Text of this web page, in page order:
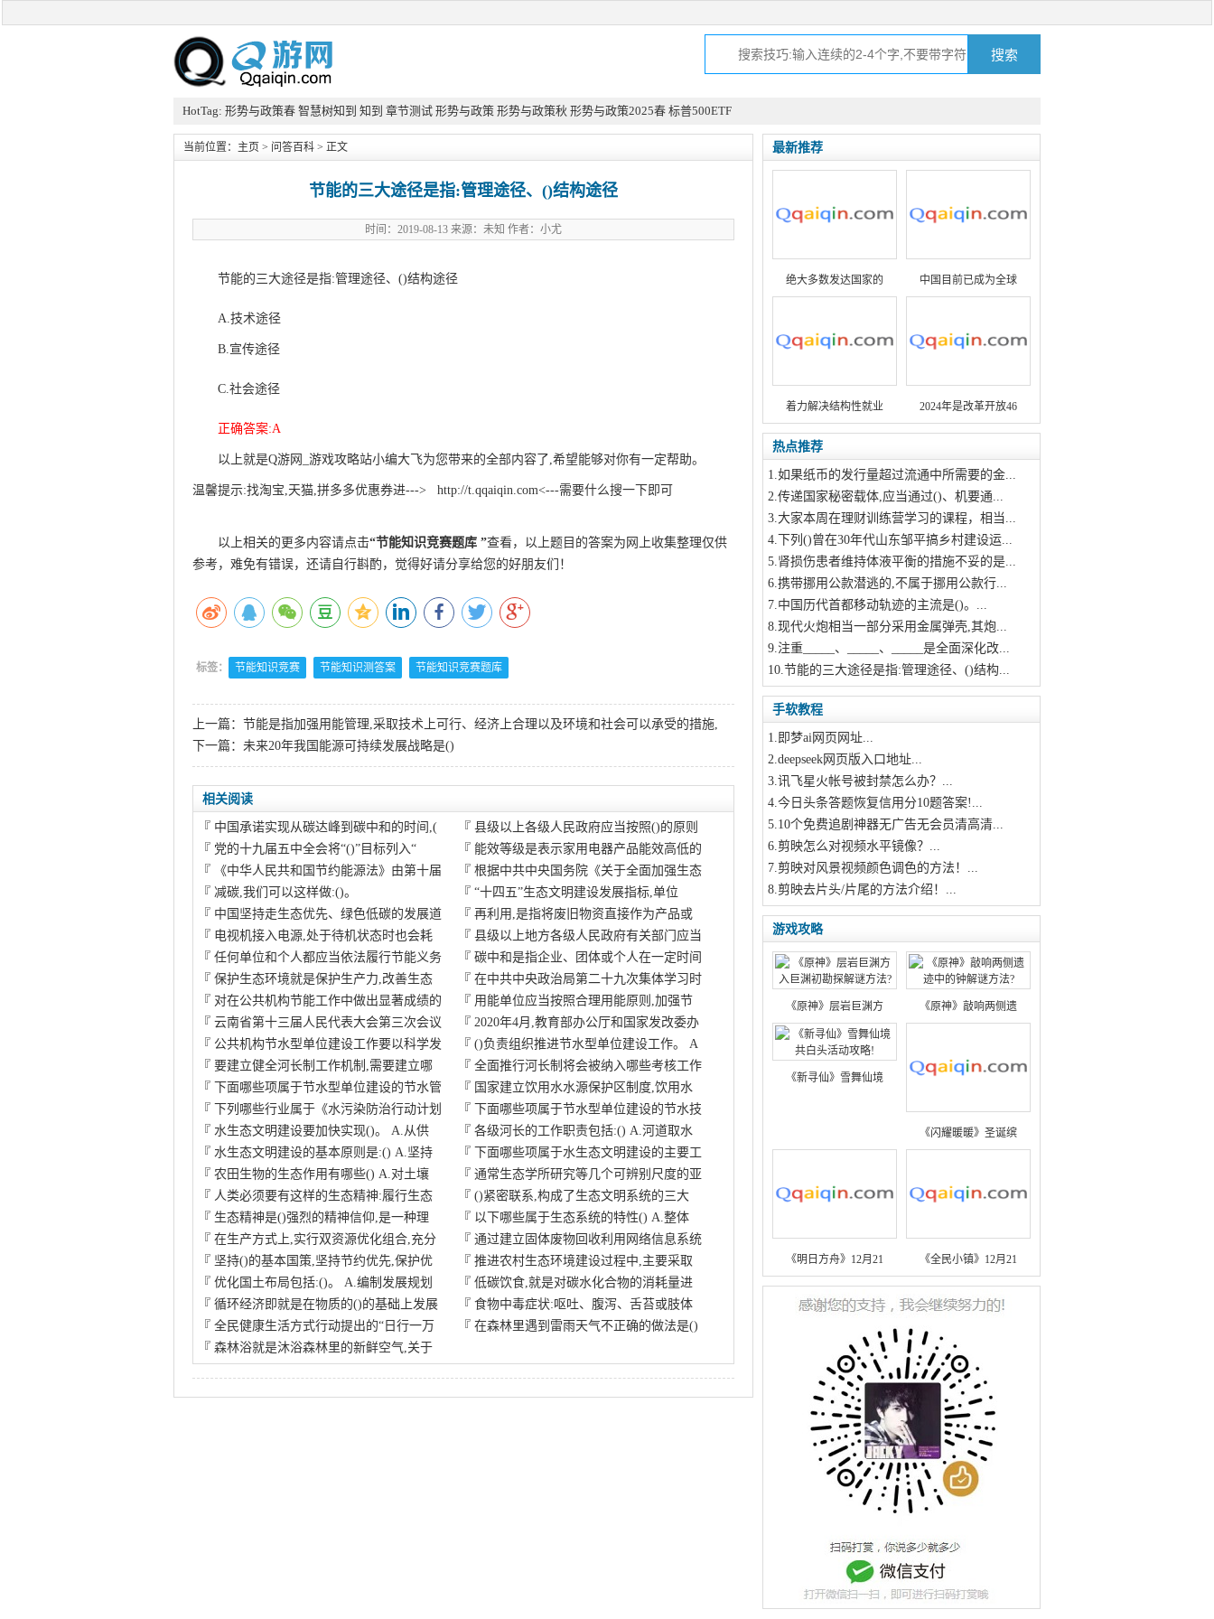
HotTag: 形势与政策春 智慧树知到 知到 章节测试 形势与政策 形势与政策秋 形势与政策2025春 标普500ETF
当前位置： 主页 > 问答百科 > 正文
节能的三大途径是指:管理途径、()结构途径
时间：2019-08-13 来源：未知 作者：小尤
节能的三大途径是指:管理途径、()结构途径
A.技术途径
B.宣传途径
C.社会途径
正确答案:A
以上就是Q游网_游戏攻略站小编大飞为您带来的全部内容了,希望能够对你有一定帮助。
温馨提示:找淘宝,天猫,拼多多优惠券进---> http://t.qqaiqin.com<---需要什么搜一下即可
以上相关的更多内容请点击“节能知识竞赛题库 ”查看，以上题目的答案为网上收集整理仅供
参考，难免有错误，还请自行斟酌，觉得好请分享给您的好朋友们！
标签： 节能知识竞赛 节能知识测答案 节能知识竞赛题库
上一篇： 节能是指加强用能管理,采取技术上可行、经济上合理以及环境和社会可以承受的措施,
下一篇： 未来20年我国能源可持续发展战略是()
相关阅读
『 中国承诺实现从碳达峰到碳中和的时间,( 『县级以上各级人民政府应当按照()的原则
『 党的十九届五中全会将“()”目标列入“ 『 能效等级是表示家用电器产品能效高低的
『
《中华人民共和国节约能源法》由第十届 『根据中共中央国务院《关于全面加强生态
『 减碳,我们可以这样做:()。 『“十四五”生态文明建设发展指标,单位
『 中国坚持走生态优先、绿色低碳的发展道 『再利用,是指将废旧物资直接作为产品或
『 电视机接入电源,处于待机状态时也会耗 『县级以上地方各级人民政府有关部门应当
『 任何单位和个人都应当依法履行节能义务 『碳中和是指企业、团体或个人在一定时间
『 保护生态环境就是保护生产力,改善生态 『在中共中央政治局第二十九次集体学习时
『 对在公共机构节能工作中做出显著成绩的 『 用能单位应当按照合理用能原则,加强节
『 云南省第十三届人民代表大会第三次会议 『2020年4月,教育部办公厅和国家发改委办
『 公共机构节水型单位建设工作要以科学发 『()负责组织推进节水型单位建设工作。 A
『 要建立健全河长制工作机制,需要建立哪 『全面推行河长制将会被纳入哪些考核工作
『
下面哪些项属于节水型单位建设的节水管 『 国家建立饮用水水源保护区制度,饮用水
『
下列哪些行业属于《水污染防治行动计划 『
下面哪些项属于节水型单位建设的节水技
『 水生态文明建设要加快实现()。 A.从供 『各级河长的工作职责包括:() A.河道取水
『 水生态文明建设的基本原则是:() A.坚持 『
下面哪些项属于水生态文明建设的主要工
『 农田生物的生态作用有哪些() A.对土壤 『通常生态学所研究等几个可辨别尺度的亚
『 人类必须要有这样的生态精神:履行生态 『()紧密联系,构成了生态文明系统的三大
『 生态精神是()强烈的精神信仰,是一种理 『 以下哪些属于生态系统的特性() A.整体
『 在生产方式上,实行双资源优化组合,充分 『通过建立固体废物回收利用网络信息系统
『 坚持()的基本国策,坚持节约优先,保护优 『推进农村生态环境建设过程中,主要采取
『 优化国土布局包括:()。 A.编制发展规划 『低碳饮食,就是对碳水化合物的消耗量进
『 循环经济即就是在物质的()的基础上发展 『食物中毒症状:呕吐、腹泻、舌苔或肢体
『 全民健康生活方式行动提出的“日行一万 『在森林里遇到雷雨天气不正确的做法是()
『 森林浴就是沐浴森林里的新鲜空气,关于
最新推荐
绝大多数发达国家的 中国目前已成为全球
着力解决结构性就业 2024年是改革开放46
热点推荐
1.如果纸币的发行量超过流通中所需要的金...
2.传递国家秘密载体,应当通过()、机要通...
3.大家本周在理财训练营学习的课程，相当...
4.下列()曾在30年代山东邹平搞乡村建设运...
5.肾损伤患者维持体液平衡的措施不妥的是...
6.携带挪用公款潜逃的,不属于挪用公款行...
7.中国历代首都移动轨迹的主流是()。...
8.现代火炮相当一部分采用金属弹壳,其炮...
9.注重_____、_____、_____是全面深化改...
10.节能的三大途径是指:管理途径、()结构...
手软教程
1.即梦ai网页网址...
2.deepseek网页版入口地址...
3.讯飞星火帐号被封禁怎么办？...
4.今日头条答题恢复信用分10题答案!...
5.10个免费追剧神器无广告无会员清高清...
6.剪映怎么对视频水平镜像？...
7.剪映对风景视频颜色调色的方法！...
8.剪映去片头/片尾的方法介绍！...
游戏攻略
《原神》层岩巨渊方 《原神》敲响两侧遗
《新寻仙》雪舞仙境
《闪耀暖暖》圣诞缤
《明日方舟》12月21 《全民小镇》12月21